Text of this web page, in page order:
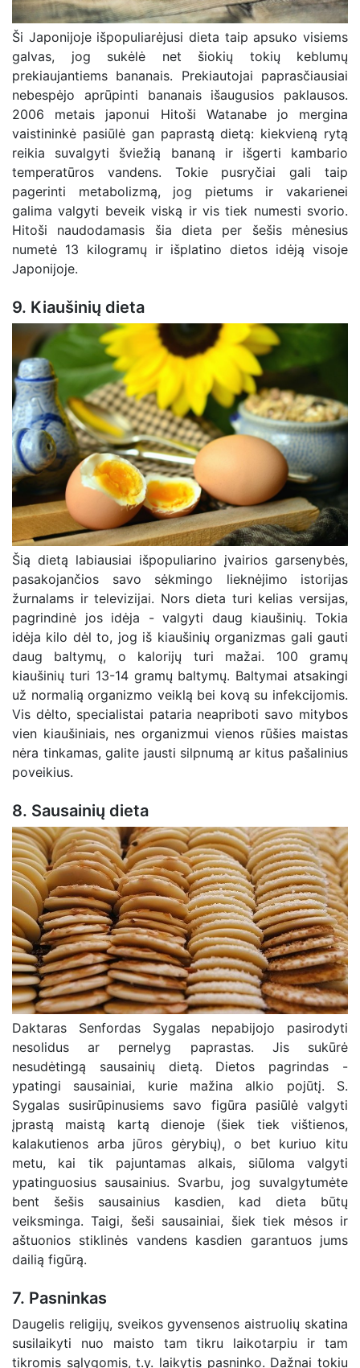
Ši Japonijoje išpopuliarėjusi dieta taip apsuko visiems
galvas, jog sukėlė net šiokių tokių keblumų
prekiaujantiems bananais. Prekiautojai paprasčiausiai
nebespėjo aprūpinti bananais išaugusios paklausos.
2006 metais japonui Hitoši Watanabe jo mergina
vaistininkė pasiūlė gan paprastą dietą: kiekvieną rytą
reikia suvalgyti šviežią bananą ir išgerti kambario
temperatūros vandens. Tokie pusryčiai gali taip
pagerinti metabolizmą, jog pietums ir vakarienei
galima valgyti beveik viską ir vis tiek numesti svorio.
Hitoši naudodamasis šia dieta per šešis mėnesius
numetė 13 kilogramų ir išplatino dietos idėją visoje
Japonijoje.
9. Kiaušinių dieta
Šią dietą labiausiai išpopuliarino įvairios garsenybės,
pasakojančios savo sėkmingo lieknėjimo istorijas
žurnalams ir televizijai. Nors dieta turi kelias versijas,
pagrindinė jos idėja - valgyti daug kiaušinių. Tokia
idėja kilo dėl to, jog iš kiaušinių organizmas gali gauti
daug baltymų, o kalorijų turi mažai. 100 gramų
kiaušinių turi 13-14 gramų baltymų. Baltymai atsakingi
už normalią organizmo veiklą bei kovą su infekcijomis.
Vis dėlto, specialistai pataria neapriboti savo mitybos
vien kiaušiniais, nes organizmui vienos rūšies maistas
nėra tinkamas, galite jausti silpnumą ar kitus pašalinius
poveikius.
8. Sausainių dieta
Daktaras Senfordas Sygalas nepabijojo pasirodyti
nesolidus ar pernelyg paprastas. Jis sukūrė
nesudėtingą sausainių dietą. Dietos pagrindas -
ypatingi sausainiai, kurie mažina alkio pojūtį. S.
Sygalas susirūpinusiems savo figūra pasiūlė valgyti
įprastą maistą kartą dienoje (šiek tiek vištienos,
kalakutienos arba jūros gėrybių), o bet kuriuo kitu
metu, kai tik pajuntamas alkais, siūloma valgyti
ypatinguosius sausainius. Svarbu, jog suvalgytumėte
bent šešis sausainius kasdien, kad dieta būtų
veiksminga. Taigi, šeši sausainiai, šiek tiek mėsos ir
aštuonios stiklinės vandens kasdien garantuos jums
dailią figūrą.
7. Pasninkas
Daugelis religijų, sveikos gyvensenos aistruolių skatina
susilaikyti nuo maisto tam tikru laikotarpiu ir tam
tikromis sąlygomis, t.y. laikytis pasninko. Dažnai tokiu